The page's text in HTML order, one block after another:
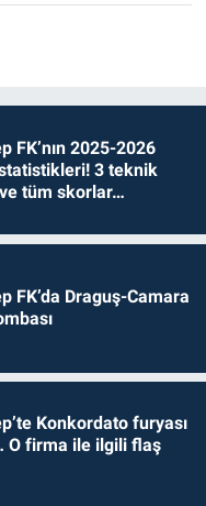
FK’nın 2025-2026
3 teknik
tüm skorlar…
FK’da Draguş-Camara
Konkordato furyası
O firma ile ilgili flaş